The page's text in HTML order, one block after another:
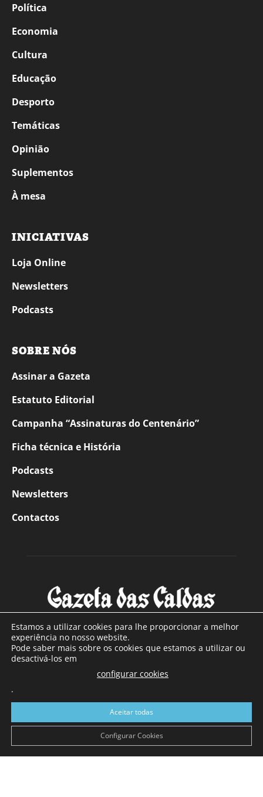
Política
Economia
Cultura
Educação
Desporto
Temáticas
Opinião
Suplementos
À mesa
INICIATIVAS
Loja Online
Newsletters
Podcasts
SOBRE NÓS
Assinar a Gazeta
Estatuto Editorial
Campanha “Assinaturas do Centenário”
Ficha técnica e História
Podcasts
Newsletters
Contactos
SOBRE NÓS
Com sede nas Caldas da Rainha e mais de 90 anos de
a sul de distrito de Leiria, com mais de 40.000 leitores por
toda a região Oeste. Jornal com distribuição em Portugal
Continental e assinatura online.
Estamos a utilizar cookies para lhe proporcionar a melhor
experiência no nosso website.
Pode saber mais sobre os cookies que estamos a utilizar ou
desactivá-los em
configurar cookies
.
Aceitar todas
Configurar Cookies